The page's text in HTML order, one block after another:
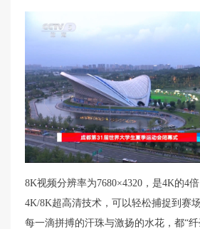
8K视频分辨率为7680×4320，是4K的4
4K/8K超高清技术，可以轻松捕捉到赛
每一滴拼搏的汗珠与激扬的水花，都“